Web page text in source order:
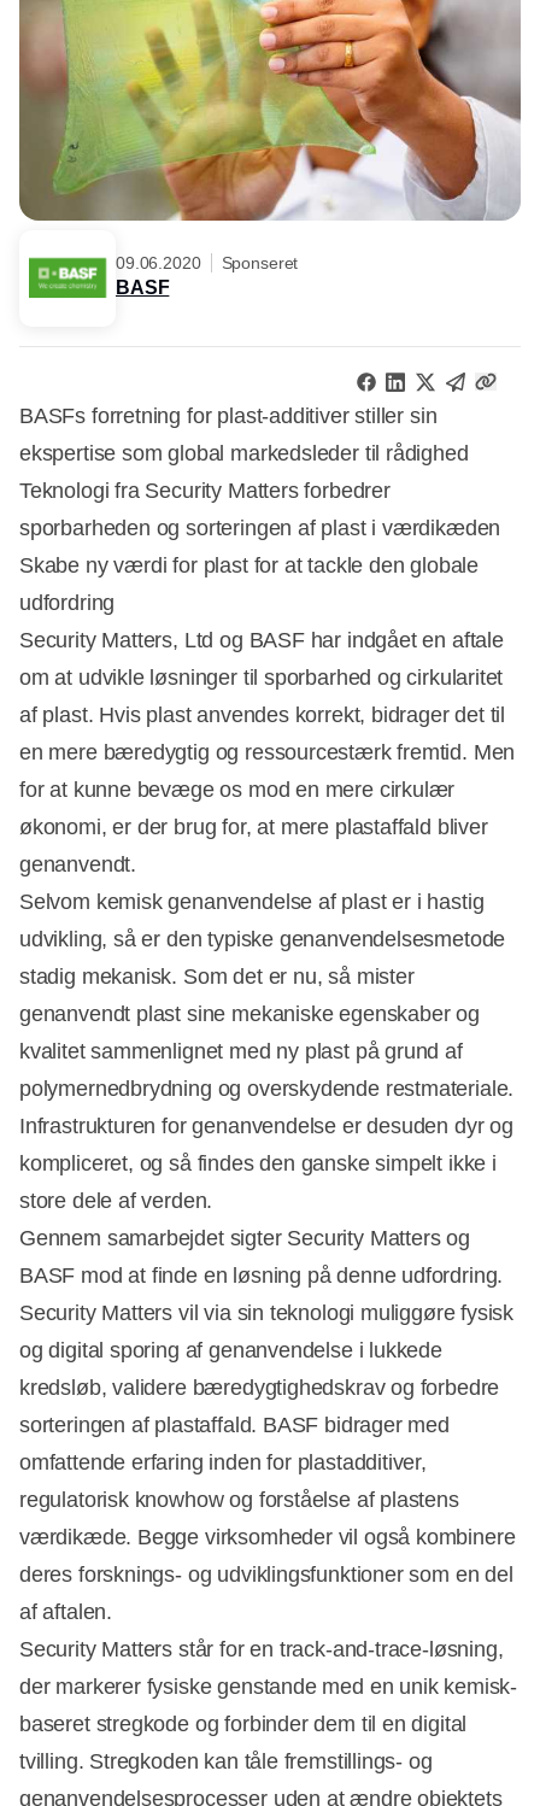
09.06.2020 Sponseret
BASF
BASFs forretning for plast-additiver stiller sin
ekspertise som global markedsleder til rådighed
Teknologi fra Security Matters forbedrer
sporbarheden og sorteringen af plast i værdikæden
Skabe ny værdi for plast for at tackle den globale
udfordring
Security Matters, Ltd og BASF har indgået en aftale
om at udvikle løsninger til sporbarhed og cirkularitet
af plast. Hvis plast anvendes korrekt, bidrager det til
en mere bæredygtig og ressourcestærk fremtid. Men
for at kunne bevæge os mod en mere cirkulær
økonomi, er der brug for, at mere plastaffald bliver
genanvendt.
Selvom kemisk genanvendelse af plast er i hastig
udvikling, så er den typiske genanvendelsesmetode
stadig mekanisk. Som det er nu, så mister
genanvendt plast sine mekaniske egenskaber og
kvalitet sammenlignet med ny plast på grund af
polymernedbrydning og overskydende restmateriale.
Infrastrukturen for genanvendelse er desuden dyr og
kompliceret, og så findes den ganske simpelt ikke i
store dele af verden.
Gennem samarbejdet sigter Security Matters og
BASF mod at finde en løsning på denne udfordring.
Security Matters vil via sin teknologi muliggøre fysisk
og digital sporing af genanvendelse i lukkede
kredsløb, validere bæredygtighedskrav og forbedre
sorteringen af plastaffald. BASF bidrager med
omfattende erfaring inden for plastadditiver,
regulatorisk knowhow og forståelse af plastens
værdikæde. Begge virksomheder vil også kombinere
deres forsknings- og udviklingsfunktioner som en del
af aftalen.
Security Matters står for en track-and-trace-løsning,
der markerer fysiske genstande med en unik kemisk-
baseret stregkode og forbinder dem til en digital
tvilling. Stregkoden kan tåle fremstillings- og
genanvendelsesprocesser uden at ændre objektets